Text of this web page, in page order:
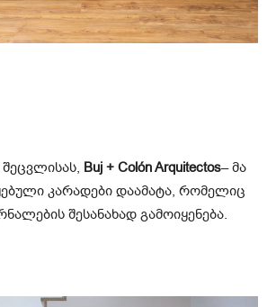
Buj + Colón Arquitectos– მა
კარადები დაამატა, რომელიც
შესანახად გამოიყენება.